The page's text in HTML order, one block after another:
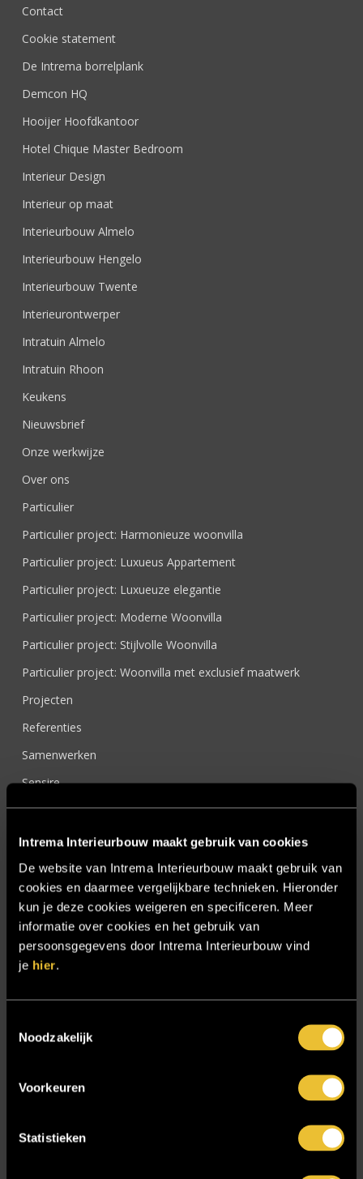
Intrema Interieurbouw maakt gebruik van cookies
De website van Intrema Interieurbouw maakt gebruik van
cookies en daarmee vergelijkbare technieken. Hieronder
kun je deze cookies weigeren en specificeren. Meer
informatie over cookies en het gebruik van
persoonsgegevens door Intrema Interieurbouw vind
je hier.
Noodzakelijk
Voorkeuren
Statistieken
Contact
Cookie statement
De Intrema borrelplank
Demcon HQ
Hooijer Hoofdkantoor
Hotel Chique Master Bedroom
Interieur Design
Interieur op maat
Interieurbouw Almelo
Interieurbouw Hengelo
Interieurbouw Twente
Interieurontwerper
Intratuin Almelo
Intratuin Rhoon
Keukens
Nieuwsbrief
Onze werkwijze
Over ons
Particulier
Particulier project: Harmonieuze woonvilla
Particulier project: Luxueus Appartement
Particulier project: Luxueuze elegantie
Particulier project: Moderne Woonvilla
Particulier project: Stijlvolle Woonvilla
Particulier project: Woonvilla met exclusief maatwerk
Projecten
Referenties
Samenwerken
Sensire
Showroom
SIDN
Trebbe MiddenWest
TV lift
Twentsch Hooratelier
Vacature Allround monteur interieurbouwer
Vacatures
Zakelijk